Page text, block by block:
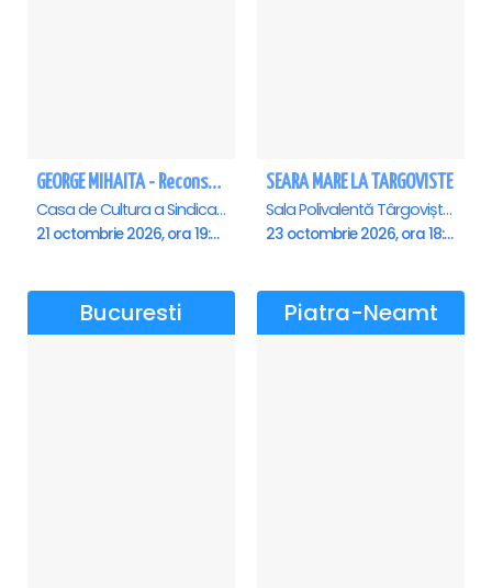
GEORGE MIHAITA - Reconstituirea unei vieti - Constanta
Casa de Cultura a Sindicatelor - Sala Mare, Constanta
21 octombrie 2026, ora 19:00
SEARA MARE LA TARGOVISTE
Sala Polivalentă Târgoviște, Targoviste
23 octombrie 2026, ora 18:00
Bucuresti Piatra-Neamt